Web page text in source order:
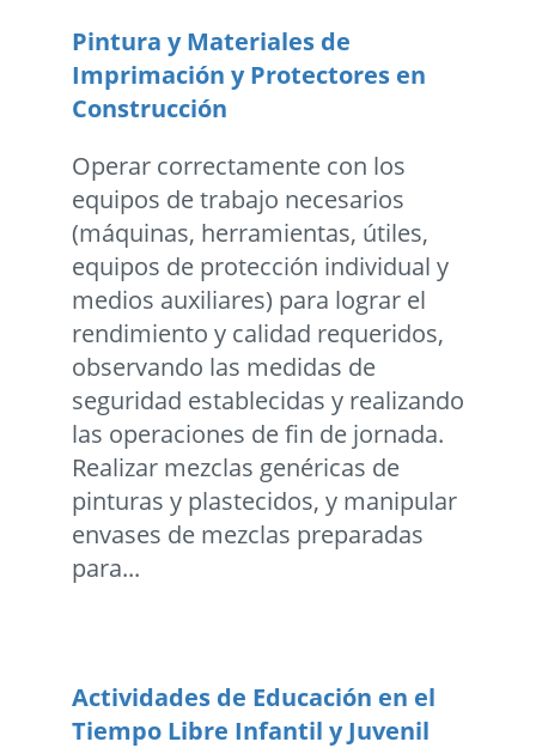
Pintura y Materiales de
Imprimación y Protectores en
Construcción
Operar correctamente con los
equipos de trabajo necesarios
(máquinas, herramientas, útiles,
equipos de protección individual y
medios auxiliares) para lograr el
rendimiento y calidad requeridos,
observando las medidas de
seguridad establecidas y realizando
las operaciones de fin de jornada.
Realizar mezclas genéricas de
pinturas y plastecidos, y manipular
envases de mezclas preparadas
para...
Actividades de Educación en el
Tiempo Libre Infantil y Juvenil